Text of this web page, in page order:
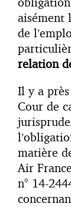
aisément
de
relation
Il y a
Cour de
matière
Air
n° 14-